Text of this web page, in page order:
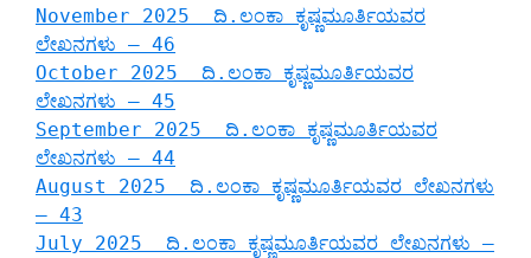
November 2025 ದಿ.ಲಂಕಾ ಕೃಷ್ಣಮೂರ್ತಿಯವರ
ಲೇಖನಗಳು – 46
October 2025 ದಿ.ಲಂಕಾ ಕೃಷ್ಣಮೂರ್ತಿಯವರ
ಲೇಖನಗಳು – 45
September 2025 ದಿ.ಲಂಕಾ ಕೃಷ್ಣಮೂರ್ತಿಯವರ
ಲೇಖನಗಳು – 44
August 2025 ದಿ.ಲಂಕಾ ಕೃಷ್ಣಮೂರ್ತಿಯವರ ಲೇಖನಗಳು
– 43
July 2025 ದಿ.ಲಂಕಾ ಕೃಷ್ಣಮೂರ್ತಿಯವರ ಲೇಖನಗಳು –